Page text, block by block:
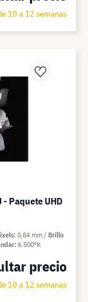
10 a 12 semanas
Paquete UHD
precio
10 a 12 semanas
0,84 mm
Brillo
6.500°K